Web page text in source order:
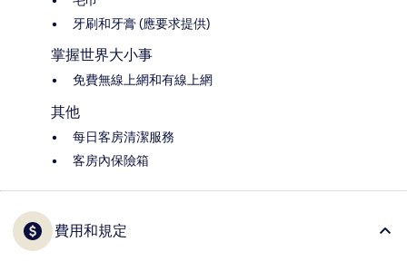
牙刷和牙膏 (應要求提供)
掌握世界大小事
免費無線上網和有線上網
其他
每日客房清潔服務
客房內保險箱
費用和規定